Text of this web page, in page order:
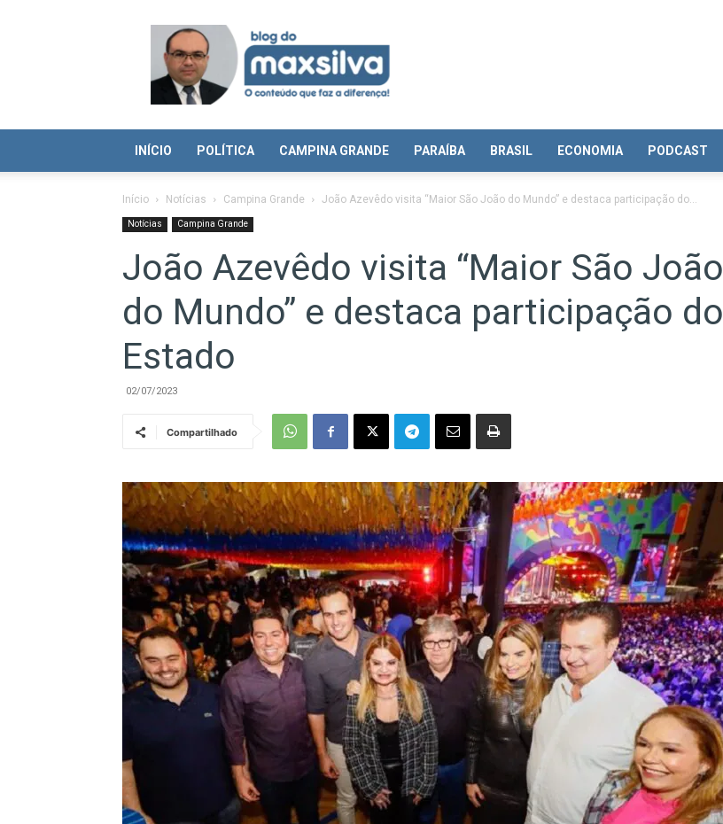
Blog
Max
Silva
INÍCIO POLÍTICA CAMPINA GRANDE PARAÍBA BRASIL ECONOMIA PODCAST
Início Notícias Campina Grande João Azevêdo visita “Maior São João do Mundo” e destaca participação do...
Notícias Campina Grande
João Azevêdo visita “Maior São João
do Mundo” e destaca participação do
Estado
02/07/2023
Compartilhado